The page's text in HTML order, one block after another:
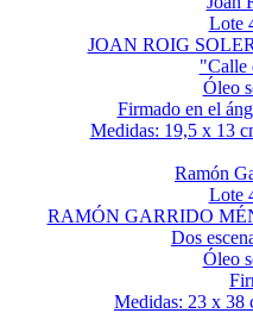
Lote
JOAN ROIG
"Calle
Óleo
Firmado en el
Medidas: 19,5 x 13
Ramón
Lote
RAMÓN GARRIDO
Dos
Óleo
Medidas: 23 x 38